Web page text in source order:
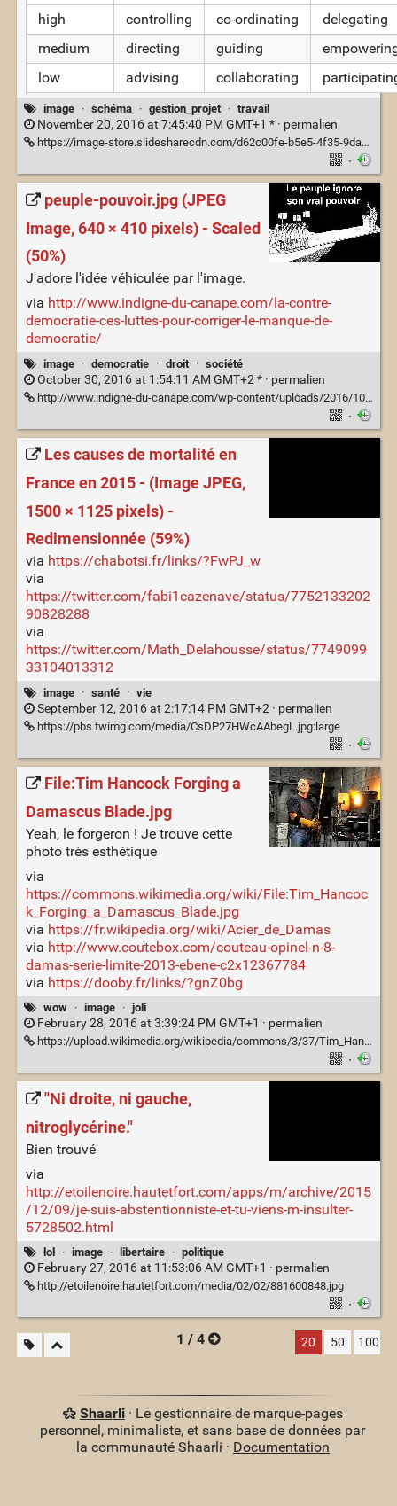
high controlling co-ordinating
delegating
medium
directing guiding
low
advising collaborating
image · schéma · gestion_projet · travail
November 20, 2016 at 7:45:40 PM GMT+1 * · permalien
https://image-store.slidesharecdn.com/d62c00fe-b5e5-4f35-9da9-513a87fffbc3-large.png
·
peuple-pouvoir.jpg (JPEG
Image, 640 × 410 pixels) - Scaled
(50%)
J'adore l'idée véhiculée par l'image.
via http://www.indigne-du-canape.com/la-contre-
democratie-ces-luttes-pour-corriger-le-manque-de-
democratie/
image · democratie · droit · société
October 30, 2016 at 1:54:11 AM GMT+2 * · permalien
http://www.indigne-du-canape.com/wp-content/uploads/2016/10/peuple-pouvoir.jpg
·
Les causes de mortalité en
France en 2015 - (Image JPEG,
1500 × 1125 pixels) -
Redimensionnée (59%)
via https://chabotsi.fr/links/?FwPJ_w
via
https://twitter.com/fabi1cazenave/status/7752133202
90828288
via
https://twitter.com/Math_Delahousse/status/7749099
33104013312
image · santé · vie
September 12, 2016 at 2:17:14 PM GMT+2 · permalien
https://pbs.twimg.com/media/CsDP27HWcAAbegL.jpg:large
·
File:Tim Hancock Forging a
Damascus Blade.jpg
Yeah, le forgeron ! Je trouve cette
photo très esthétique
via
https://commons.wikimedia.org/wiki/File:Tim_Hancoc
k_Forging_a_Damascus_Blade.jpg
via https://fr.wikipedia.org/wiki/Acier_de_Damas
via http://www.coutebox.com/couteau-opinel-n-8-
damas-serie-limite-2013-ebene-c2x12367784
via https://dooby.fr/links/?gnZ0bg
wow · image · joli
February 28, 2016 at 3:39:24 PM GMT+1 · permalien
https://upload.wikimedia.org/wikipedia/commons/3/37/Tim_Hancock_Forging_a_Damascus_Blade.jpg
·
"Ni droite, ni gauche,
nitroglycérine."
Bien trouvé
via
http://etoilenoire.hautetfort.com/apps/m/archive/2015
/12/09/je-suis-abstentionniste-et-tu-viens-m-insulter-
5728502.html
lol · image · libertaire · politique
February 27, 2016 at 11:53:06 AM GMT+1 · permalien
http://etoilenoire.hautetfort.com/media/02/02/881600848.jpg
·
1 / 4
20 50 100
Shaarli· Le gestionnaire de marque-pages
personnel, minimaliste, et sans base de données par
la communauté Shaarli · Documentation